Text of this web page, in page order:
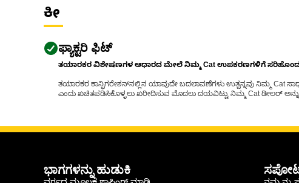
ಕೀ
ಫ್ಯಾಕ್ಟರಿ ಫಿಟ್
ತಯಾರಕರ ವಿಶೇಷಣಗಳ ಆಧಾರದ ಮೇಲೆ ನಿಮ್ಮ Cat ಉಪಕರಣಗಳಿಗೆ
ತಯಾರಕರ ಕಾನ್ಫಿಗರೇಶನ್‌ನಲ್ಲಿನ ಯಾವುದೇ ಬದಲಾವಣೆಗಳು ಉತ್ಪನ್ನವು ನಿಮ್ಮ Cat
ಎಂದು ಖಚಿತಪಡಿಸಿಕೊಳ್ಳಲು ಖರೀದಿಸುವ ಮೊದಲು ದಯವಿಟ್ಟು ನಿಮ್ಮ Cat ಡೀಲರ್
ಭಾಗಗಳನ್ನು ಹುಡುಕಿ